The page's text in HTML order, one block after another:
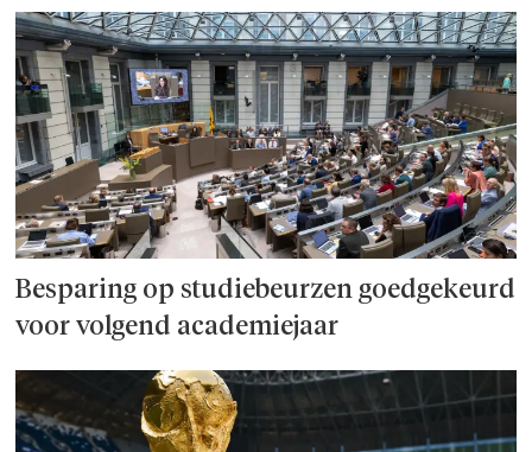
Besparing op studie­beurzen goed­ge­keurd
voor volgend academiejaar